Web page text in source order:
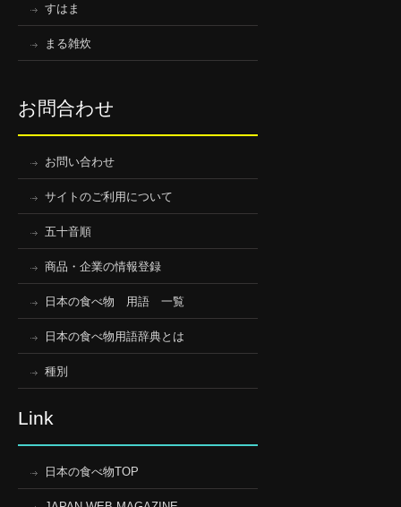
すはま
まる雑炊
お問合わせ
お問い合わせ
サイトのご利用について
五十音順
商品・企業の情報登録
日本の食べ物 用語 一覧
日本の食べ物用語辞典とは
種別
Link
日本の食べ物TOP